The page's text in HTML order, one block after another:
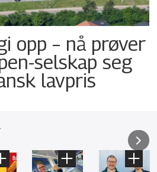
opp – nå prøver
selskap seg
lavpris